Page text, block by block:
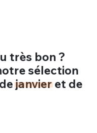
très bon ?
sélection
janvieret de